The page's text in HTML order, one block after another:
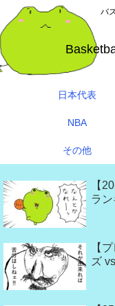
バ
日本代表
NBA
その他
【
ラン
【
ズ